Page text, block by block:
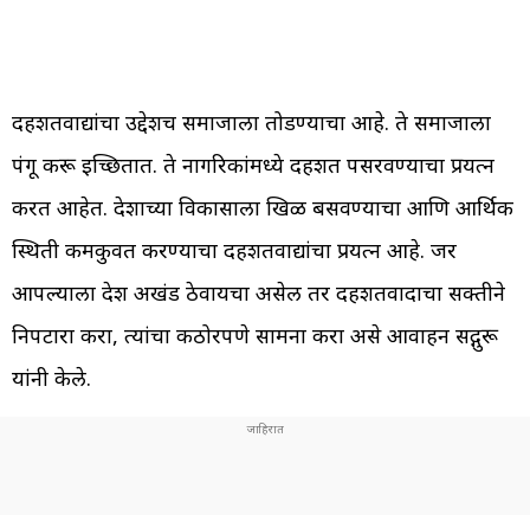
दहशतवाद्यांचा उद्देशच समाजाला तोडण्याचा आहे. ते समाजाला
पंगू करू इच्छितात. ते नागरिकांमध्ये दहशत पसरवण्याचा प्रयत्न
करत आहेत. देशाच्या विकासाला खिळ बसवण्याचा आणि आर्थिक
स्थिती कमकुवत करण्याचा दहशतवाद्यांचा प्रयत्न आहे. जर
आपल्याला देश अखंड ठेवायचा असेल तर दहशतवादाचा सक्तीने
निपटारा करा, त्यांचा कठोरपणे सामना करा असे आवाहन सद्गुरू
यांनी केले.